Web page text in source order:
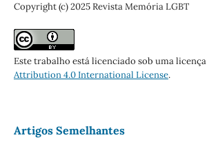
Copyright (c) 2025 Revista Memória LGBT
Este trabalho está licenciado sob uma licença
Attribution 4.0 International License.
Artigos Semelhantes